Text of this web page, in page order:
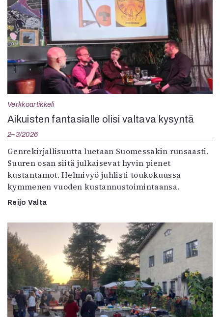
Verkkoartikkeli
Aikuisten fantasialle olisi valtava kysyntä
2–3/2026
Genrekirjallisuutta luetaan Suomessakin runsaasti.
Suuren osan siitä julkaisevat hyvin pienet
kustantamot. Helmivyö juhlisti toukokuussa
kymmenen vuoden kustannustoimintaansa.
Reijo Valta